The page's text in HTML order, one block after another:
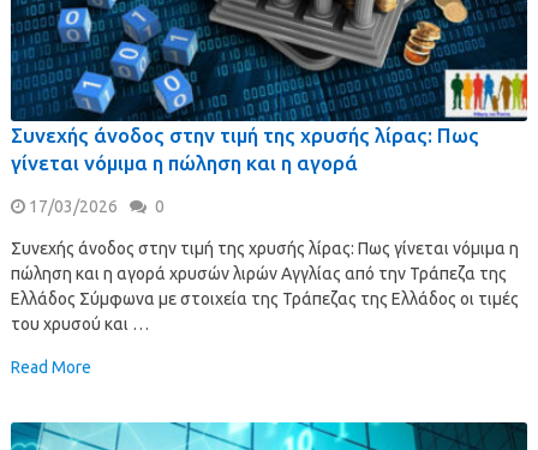
Συνεχής άνοδος στην τιμή της χρυσής λίρας: Πως
γίνεται νόμιμα η πώληση και η αγορά
17/03/2026 0
Συνεχής άνοδος στην τιμή της χρυσής λίρας: Πως γίνεται νόμιμα η
πώληση και η αγορά χρυσών λιρών Αγγλίας από την Τράπεζα της
Ελλάδος Σύμφωνα με στοιχεία της Τράπεζας της Ελλάδος οι τιμές
του χρυσού και …
Read More